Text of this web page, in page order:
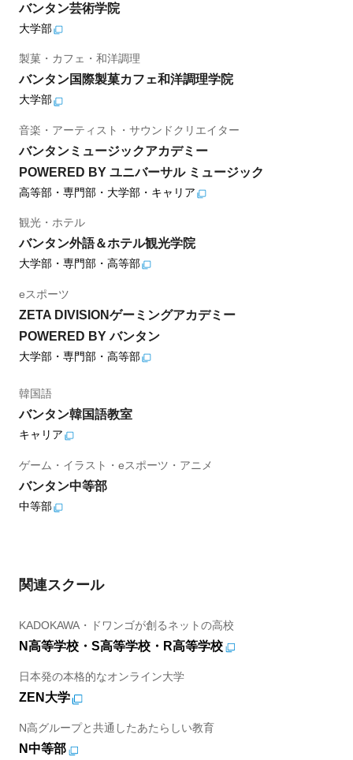
バンタン芸術学院
大学部
製菓・カフェ・和洋調理
バンタン国際製菓カフェ和洋調理学院
大学部
音楽・アーティスト・サウンドクリエイター
バンタンミュージックアカデミー
POWERED BY ユニバーサル ミュージック
高等部・専門部・大学部・キャリア
観光・ホテル
バンタン外語＆ホテル観光学院
大学部・専門部・高等部
eスポーツ
ZETA DIVISIONゲーミングアカデミー
POWERED BY バンタン
大学部・専門部・高等部
韓国語
バンタン韓国語教室
キャリア
ゲーム・イラスト・eスポーツ・アニメ
バンタン中等部
中等部
関連スクール
KADOKAWA・ドワンゴが創るネットの高校
N高等学校・S高等学校・R高等学校
日本発の本格的なオンライン大学
ZEN大学
N高グループと共通したあたらしい教育
N中等部